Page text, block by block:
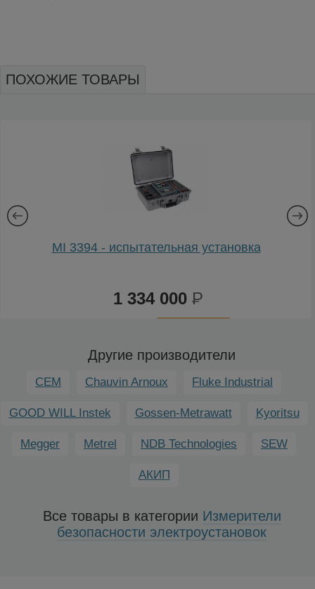
ПОХОЖИЕ ТОВАРЫ
MI 3394 - испытательная установка
1 334 000Р
Другие производители
CEM Chauvin Arnoux Fluke Industrial
GOOD WILL Instek Gossen-Metrawatt Kyoritsu
Megger Metrel NDB Technologies SEW
АКИП
Все товары в категории Измерители
безопасности электроустановок